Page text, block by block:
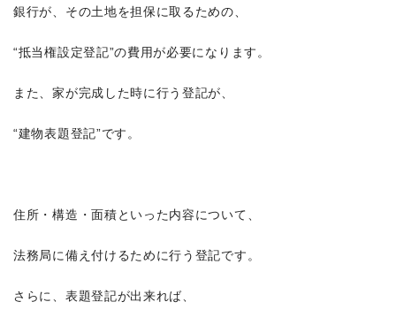
銀行が、その土地を担保に取るための、
“抵当権設定登記”の費用が必要になります。
また、家が完成した時に行う登記が、
“建物表題登記”です。
住所・構造・面積といった内容について、
法務局に備え付けるために行う登記です。
さらに、表題登記が出来れば、